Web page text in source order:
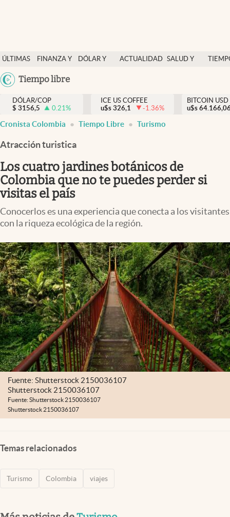
ÚLTIMAS
NOTICIAS
FINANZA Y
DÓLAR Y
ACTUALIDAD SALUD Y
México
Tiempo libre
Salud y nutrición
Vida espiritual
Actualidad
Colombia
DÓLAR/COP
$ 3156,5 0.21%
ICE US COFFEE
u$s 326,1 -1.36%
BITCOIN USD
u$s
Cronista Colombia Tiempo Libre Turismo
Atracción turistica
Los cuatro jardines botánicos de
Colombia que no te puedes perder si
visitas el país
Conocerlos es una experiencia que conecta a los visitantes
con la riqueza ecológica de la región.
Fuente: Shutterstock 2150036107
Shutterstock 2150036107
Fuente: Shutterstock 2150036107
Shutterstock 2150036107
Temas relacionados
Turismo Colombia viajes